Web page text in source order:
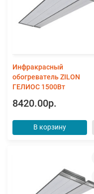
Инфракрасный
обогреватель ZILON
ГЕЛИОС 1500Вт
8420.00р.
В корзину